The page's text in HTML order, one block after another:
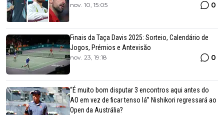
nov. 10, 15:05 0
Finais da Taça Davis 2025: Sorteio, Calendário de
Jogos, Prémios e Antevisão
nov. 23, 19:18 0
“É muito bom disputar 3 encontros aqui antes do
AO em vez de ficar tenso lá” Nishikori regressará ao
Open da Austrália?